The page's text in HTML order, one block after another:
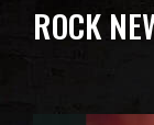
ROCK